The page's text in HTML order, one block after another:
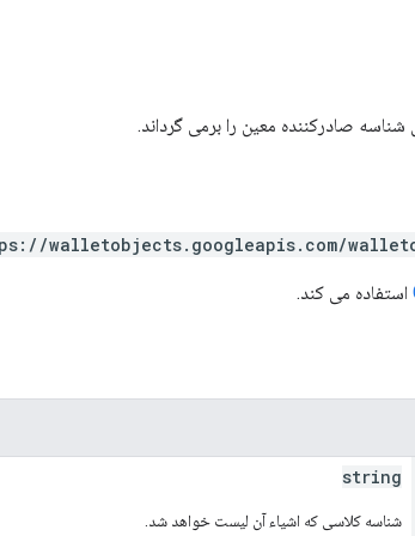
شناسه صادرکننده معین را برمی گرداند.
walletobjects.googleapis.com/
استفاده می کند.
string
شناسه کلاسی که اشیاء آن لیست خواهد شد.